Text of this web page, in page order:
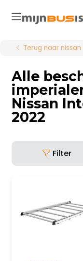
Terug naar nissan
Alle
Nissan
2022
Filter